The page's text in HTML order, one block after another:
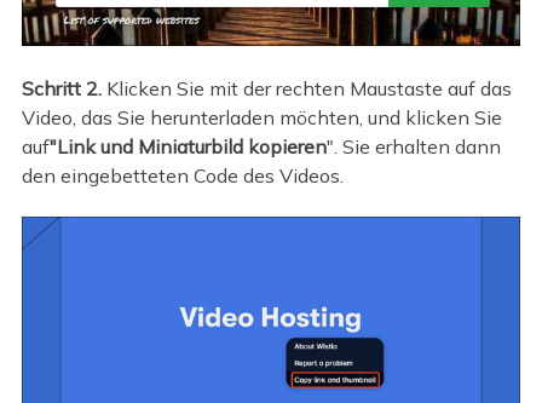
Schritt 2. Klicken Sie mit der rechten Maustaste auf das
Video, das Sie herunterladen möchten, und klicken Sie
auf"Link und Miniaturbild kopieren". Sie erhalten dann
den eingebetteten Code des Videos.